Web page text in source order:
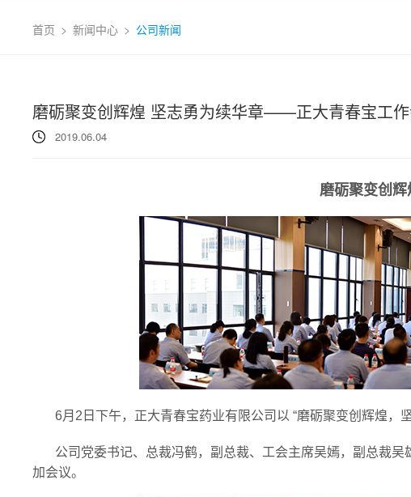
首页 > 新闻中心 > 公司新闻
磨砺聚变创辉煌 坚志勇为续华章——正大青春宝工
2019.06.04
磨砺聚变创辉
6月2日下午，正大青春宝药业有限公司以 “磨砺聚变创辉煌，
公司党委书记、总裁冯鹤，副总裁、工会主席吴嫣，副总裁
加会议。